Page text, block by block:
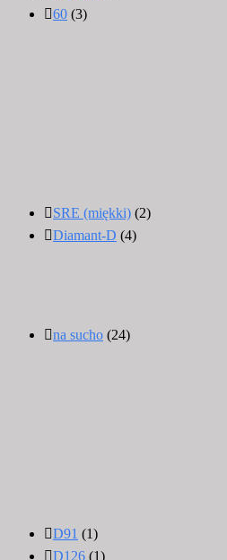
60 (3)
SRE (miękki) (2)
Diamant-D (4)
na sucho (24)
D91 (1)
D126 (1)